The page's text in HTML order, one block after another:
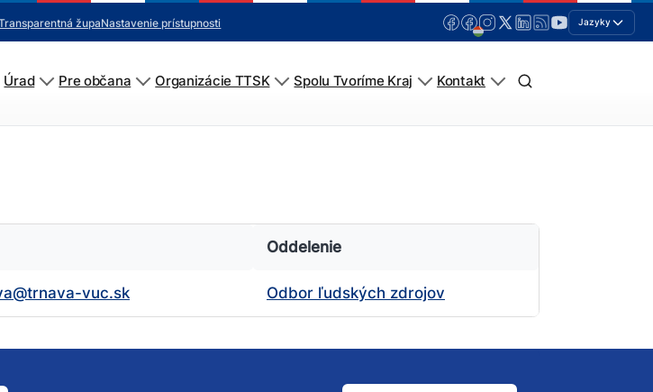
župaNastavenie prístupnosti Jazyky
Úrad Pre občana Organizácie TTSK Spolu Tvoríme Kraj Kontakt
Oddelenie
vuc.sk Odbor ľudských zdrojov